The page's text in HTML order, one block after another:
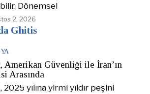
Dönemsel
2, 2026
Ghitis
Amerikan Güvenliği ile İran’ın
Arasında
2025 yılına yirmi yıldır peşini